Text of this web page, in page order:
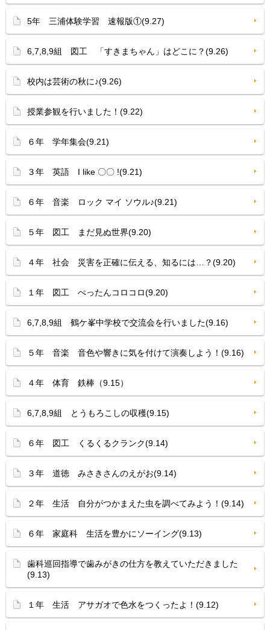
5年 三浦体験学習 速報版①(9.27)
6,7,8,9組 図工 「すきまちゃん」はどこに？(9.26)
校内は芸術の秋に♪(9.26)
授業参観を行いました！(9.22)
６年 学年集会(9.21)
３年 英語 I like 〇〇 !(9.21)
６年 音楽 ロック マイ ソウル♪(9.21)
５年 図工 まだ見ぬ世界(9.20)
４年 社会 災害を正確に伝える、知るには…？(9.20)
１年 図工 ぺったんコロコロ(9.20)
6,7,8,9組 鶴ケ峯中学校で交流会を行いました(9.16)
５年 音楽 音色や響きに気を付けて演奏しよう！(9.16)
４年 体育 鉄棒（9.15）
6,7,8,9組 とうもろこしの収穫(9.15)
６年 図工 くるくるクランク(9.14)
３年 道徳 みさきさんのえがお(9.14)
２年 生活 自分がつかまえた虫を調べてみよう！(9.14)
６年 家庭科 生活を豊かにソーイング(9.13)
歯科巡回指導で歯みがきの仕方を教えていただきました
(9.13)
１年 生活 アサガオで色水をつくったよ！(9.12)